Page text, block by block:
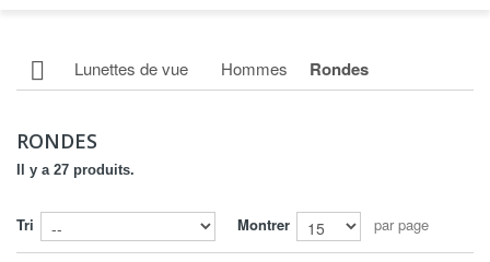
Lunettes de vue Hommes Rondes
RONDES
Il y a 27 produits.
Tri Montrer par page